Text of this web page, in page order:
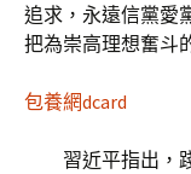
追求，永遠信黨愛
把為崇高理想奮斗
包養網dcard
習近平指出，踐